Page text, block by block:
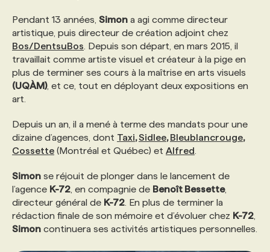
PRIX ET DISTINCTIONS
TENDANCES
GEO/SEO
ÉVÉNEMENTIEL
FAQ
ANNONCEZ AVEC NOUS
FORMATIONS PERSONNALISÉES
NOS FORMATEUR‧RICES
NOS TARIFS
PROGRAMMES DE SUBVENTIONS
FAQ
NOS TARIFS
NOS EXPERTISES
ANNONCEZ AVEC NOUS
Pendant 13 années, Simon a agi comme directeur
artistique, puis directeur de création adjoint chez
Bos/DentsuBos . Depuis son départ, en mars 2015, il
travaillait comme artiste visuel et créateur à la pige en
plus de terminer ses cours à la maîtrise en arts visuels
(UQÀM), et ce, tout en déployant deux expositions en
art.
Depuis un an, il a mené à terme des mandats pour une
dizaine d’agences, dont Taxi,Sidlee,Bleublancrouge,
Cossette (Montréal et Québec) et Alfred
Simon se réjouit de plonger dans le lancement de
l’agence K-72 , en compagnie de Benoît Bessette,
directeur général de K-72 . En plus de terminer la
rédaction finale de son mémoire et d’évoluer chez K-72
Simon continuera ses activités artistiques personnelles.